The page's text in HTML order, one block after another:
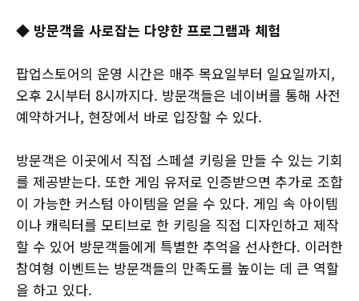
◆ 방문객을 사로잡는 다양한 프로그램과 체험
팝업스토어의 운영 시간은 매주 목요일부터 일요일까지,
오후 2시부터 8시까지다. 방문객들은 네이버를 통해 사전
예약하거나, 현장에서 바로 입장할 수 있다.
방문객은 이곳에서 직접 스페셜 키링을 만들 수 있는 기회
를 제공받는다. 또한 게임 유저로 인증받으면 추가로 조합
이 가능한 커스텀 아이템을 얻을 수 있다. 게임 속 아이템
이나 캐릭터를 모티브로 한 키링을 직접 디자인하고 제작
할 수 있어 방문객들에게 특별한 추억을 선사한다. 이러한
참여형 이벤트는 방문객들의 만족도를 높이는 데 큰 역할
을 하고 있다.